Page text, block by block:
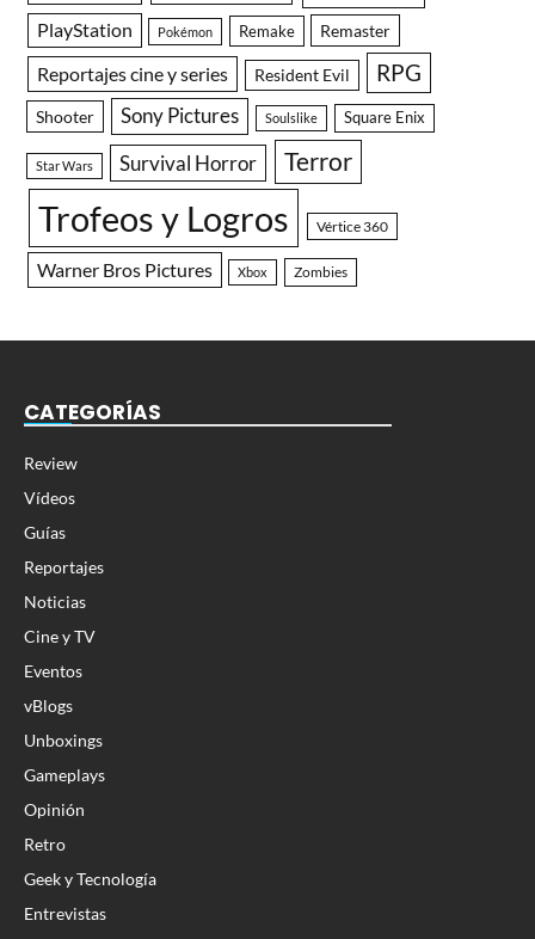
PlayStation Pokémon Remake Remaster
Reportajes cine y series Resident Evil RPG
Shooter Sony Pictures Soulslike Square Enix
Star Wars Survival Horror Terror
Trofeos y Logros Vértice 360
Warner Bros Pictures Xbox Zombies
CATEGORÍAS
Review
Vídeos
Guías
Reportajes
Noticias
Cine y TV
Eventos
vBlogs
Unboxings
Gameplays
Opinión
Retro
Geek y Tecnología
Entrevistas